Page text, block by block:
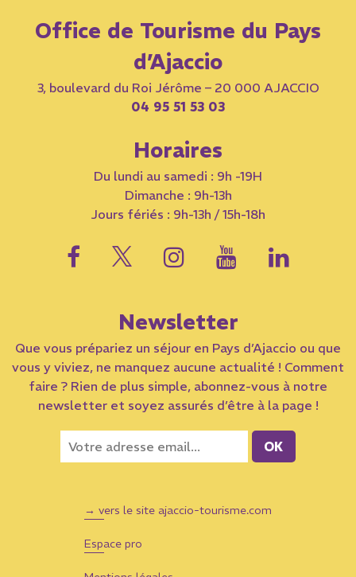
Office de Tourisme du Pays
d’Ajaccio
3, boulevard du Roi Jérôme – 20 000 AJACCIO
04 95 51 53 03
Horaires
Du lundi au samedi : 9h -19H
Dimanche : 9h-13h
Jours fériés : 9h-13h / 15h-18h
Newsletter
Que vous prépariez un séjour en Pays d’Ajaccio ou que
vous y viviez, ne manquez aucune actualité ! Comment
faire ? Rien de plus simple, abonnez-vous à notre
newsletter et soyez assurés d’être à la page !
→ vers le site ajaccio-tourisme.com
Espace pro